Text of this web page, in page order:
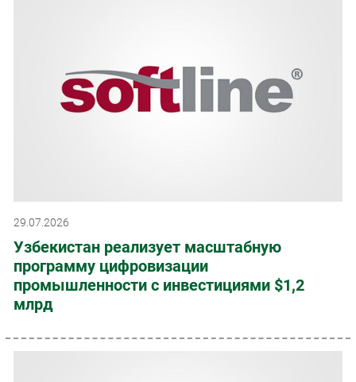
29.07.2026
Узбекистан реализует масштабную
программу цифровизации
промышленности с инвестициями $1,2
млрд